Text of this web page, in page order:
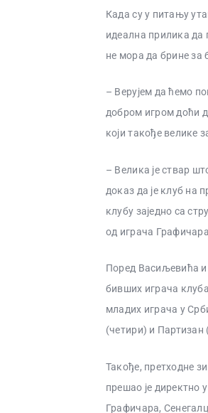
Када су у питању
идеална прилика да
не мора да брине за
– Верујем да ћемо
добром игром доћи
који такође велике
– Велика је ствар
доказ да је клуб на
клубу заједно са
од играча
Поред Васиљевића и
бивших играча
младих играча у
(четири) и Партизан
Такође, претходне
прешао је директно
Графичара,